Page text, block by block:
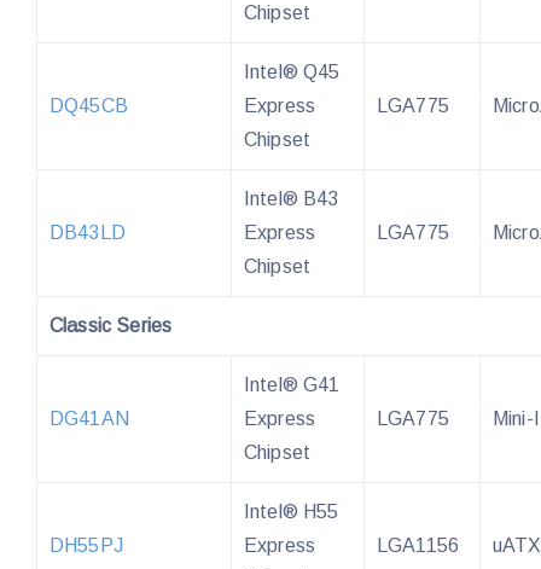
Chipset
DQ45CB
Intel® Q45
Express
Chipset
LGA775
DB43LD
Intel® B43
Express
Chipset
LGA775
Classic Series
DG41AN
Intel® G41
Express
Chipset
LGA775 Mini-
DH55PJ
Intel® H55
Express
LGA1156 uATX